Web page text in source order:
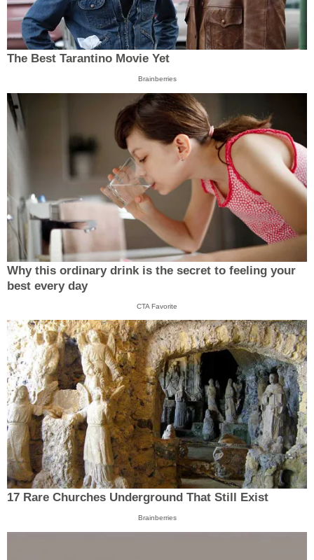
The Best Tarantino Movie Yet
Brainberries
Why this ordinary drink is the secret to feeling your
best every day
CTA Favorite
17 Rare Churches Underground That Still Exist
Brainberries